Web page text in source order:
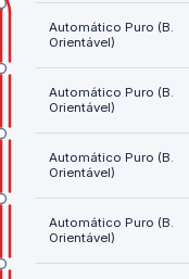
Automático Puro (B.
Orientável)
Automático Puro (B.
Orientável)
Automático Puro (B.
Orientável)
Automático Puro (B.
Orientável)